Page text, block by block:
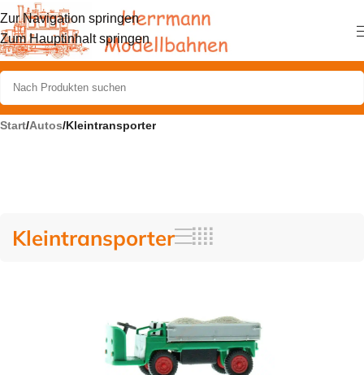
Zur Navigation springen
Zum Hauptinhalt springen
Start/Autos/Kleintransporter
Kleintransporter